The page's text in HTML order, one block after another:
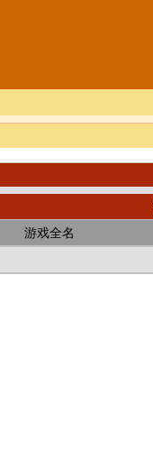
游戏全名